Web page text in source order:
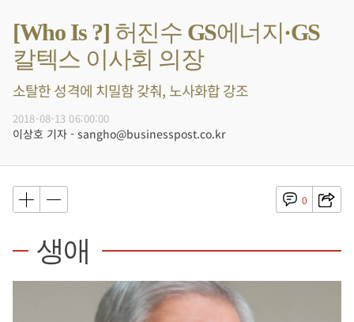
[Who Is ?] 허진수 GS에너지·GS
칼텍스 이사회 의장
소탈한 성격에 치밀함 갖춰, 노사화합 강조
2018-08-13 06:00:00
이상호 기자 - sangho@businesspost.co.kr
0
생애